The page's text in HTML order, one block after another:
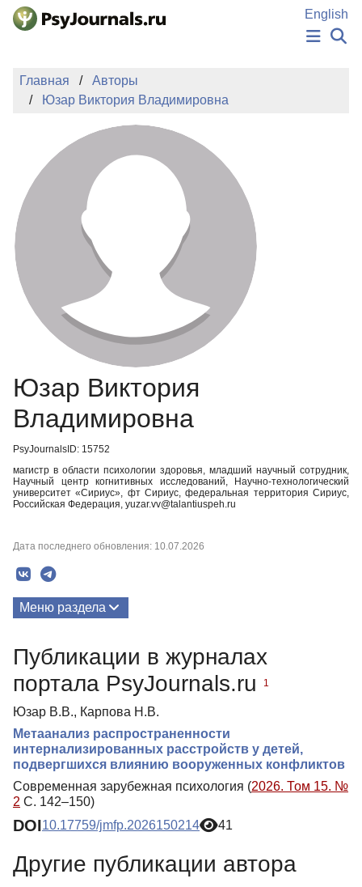
Перейти к основному содержанию
English
АВТОРЫ
ПОДАТЬ РУКОПИСЬ
БАЗА ЗНАНИЙ
КЛЮЧЕВЫЕ СЛОВА
Регистрация
Главная
Авторы
Юзар Виктория Владимировна
Юзар Виктория
Владимировна
PsyJournalsID: 15752
магистр в области психологии здоровья, младший научный сотрудник,
Научный центр когнитивных исследований, Научно-технологический
университет «Сириус», фт Сириус, федеральная территория Сириус,
Российская Федерация, yuzar.vv@talantiuspeh.ru
Дата последнего обновления: 10.07.2026
Меню раздела
Биография
Медиа-материалы
Публикации в журналах
портала PsyJournals.ru
1
Юзар В.В., Карпова Н.В.
Метаанализ распространенности
интернализированных расстройств у детей,
подвергшихся влиянию вооруженных конфликтов
Современная зарубежная психология (2026. Том 15. №
2 С. 142–150)
DOI10.17759/jmfp.2026150214 41
Другие публикации автора